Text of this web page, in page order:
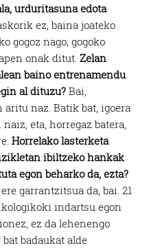
urduritasuna edota
ez, baina joateko
gogoz nago; gogoko
onak ditut.Zelan
baino entrenamendu
al dituzu?Bai,
naz. Batik bat, igoera
eta, horregaz batera,
Horrelako lasterketa
ibiltzeko hankak
egon beharko da, ezta?
garrantzitsua da, bai. 21
indartsu egon
ez da lehenengo
badaukat alde